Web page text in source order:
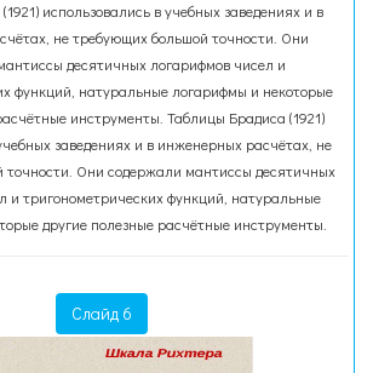
использовались в учебных заведениях и в
не требующих большой точности. Они
десятичных логарифмов чисел и
функций, натуральные логарифмы и некоторые
инструменты. Таблицы Брадиса (1921)
заведениях и в инженерных расчётах, не
Они содержали мантиссы десятичных
и тригонометрических функций, натуральные
другие полезные расчётные инструменты.
Слайд 6